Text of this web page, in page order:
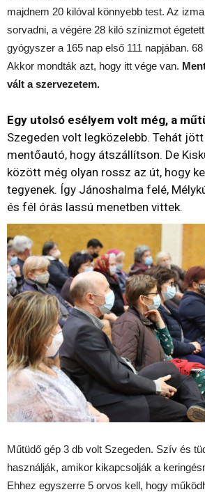
majdnem 20 kilóval könnyebb test. Az
sorvadni, a végére 28 kiló színizmot
gyógyszer a 165 nap első 111 napjában.
Akkor mondták azt, hogy itt vége van.
vált a szervezetem.
Egy utolsó esélyem volt még, a
Szegeden volt legközelebb. Tehát
mentőautó, hogy átszállítson. De
között még olyan rossz az út, hogy
tegyenek. Így Jánoshalma felé,
és fél órás lassú menetben vittek.
Műtüdő gép 3 db volt Szegeden. Szív és
használják, amikor kikapcsolják a
Ehhez egyszerre 5 orvos kell, hogy